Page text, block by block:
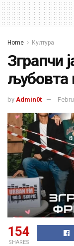
Home Култура
Зграпчи
љубовта
by Admin0t
154
SHARES